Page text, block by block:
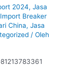
2024, Jasa
Breaker
China, Jasa
/ Oleh